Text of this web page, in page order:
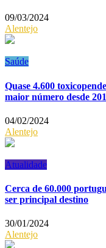
09/03/2024
Alentejo
Saúde
Quase 4.600
maior número desde
04/02/2024
Alentejo
Atualidade
Cerca de 60.000
ser principal destino
30/01/2024
Alentejo